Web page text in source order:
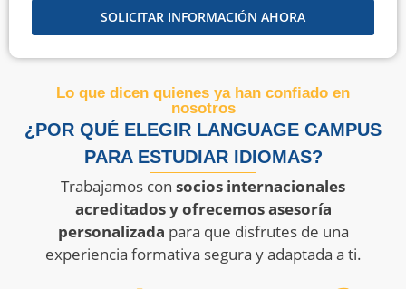
SOLICITAR INFORMACIÓN AHORA
Lo que dicen quienes ya han confiado en
nosotros
¿POR QUÉ ELEGIR LANGUAGE CAMPUS
PARA ESTUDIAR IDIOMAS?
Trabajamos con socios internacionales
acreditados y ofrecemos asesoría
personalizada para que disfrutes de una
experiencia formativa segura y adaptada a ti.